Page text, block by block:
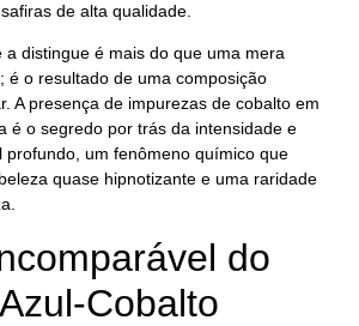
de alta qualidade.
a distingue é mais do que uma mera
é o resultado de uma composição
A presença de impurezas de cobalto em
é o segredo por trás da intensidade e
profundo, um fenômeno químico que
quase hipnotizante e uma raridade
do
Cobalto